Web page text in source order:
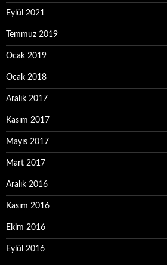
Eylül 2021
Temmuz 2019
Ocak 2019
Ocak 2018
Aralık 2017
Kasım 2017
Mayıs 2017
Mart 2017
Aralık 2016
Kasım 2016
Ekim 2016
Eylül 2016